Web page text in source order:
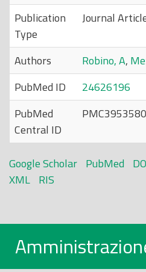
Publication
Type
Journal
Authors Robino, A,
PubMed ID
24626196
PubMed
Central ID
PMC3953580
Google Scholar PubMed
XML RIS